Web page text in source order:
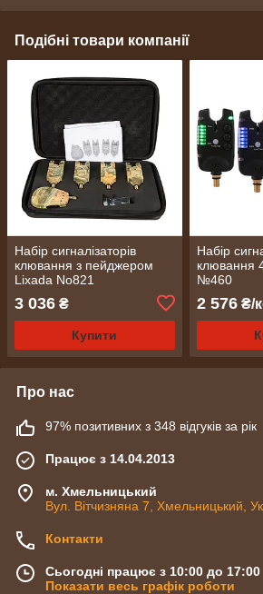
Подібні товари компанії
Набір сигналізаторів
клювання з пейджером
Lixada No821
3 036 ₴
Купити
Набір
клювання
№460
2 576₴/
Про нас
97% позитивних з 348 відгуків за рік
Працює з 14.04.2013
м. Хмельницький
Вул. Вітчизняна 7, Хмельницький,
Контакти
Сьогодні працює з 10:00 до 17:00
Показати весь графік роботи